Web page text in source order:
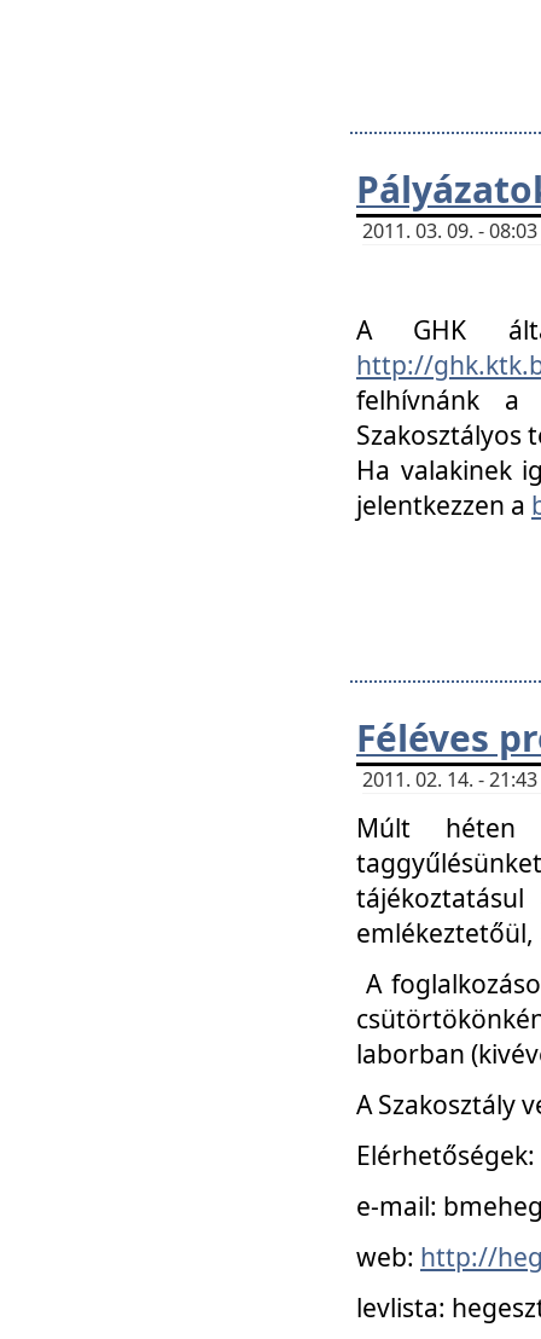
2011. 03. 09. -
A GHK
http://
felhívnánk a
Szakosztályos
Ha valakinek
jelentkezzen a
Féléves
2011. 02. 14. -
Múlt héten
emlékeztetőül,
A
laborban
A Szakosztály
Elérhetőségek:
e-mail:
web: http://
levlista: